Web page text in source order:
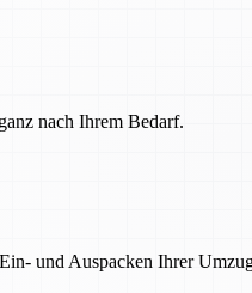
nach Ihrem Bedarf.
und Auspacken Ihrer